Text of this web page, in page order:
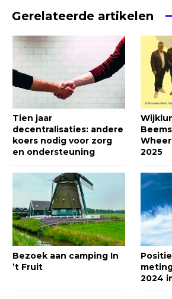
Gerelateerde artikelen
Tien jaar
decentralisaties: andere
koers nodig voor zorg
en ondersteuning
2025
Bezoek aan camping In
’t Fruit
2024